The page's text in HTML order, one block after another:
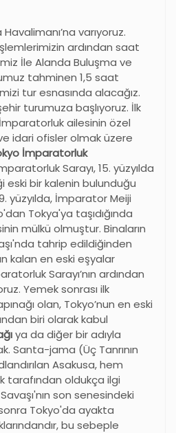
varıyoruz.
ardından saat
İle Alanda Buluşma ve
tahminen 1,5 saat
tur esnasında alacağız.
turumuza başlıyoruz. İlk
ailesinin özel
idari ofisler olmak üzere
İmparatorluk
Sarayı, 15. yüzyılda
bir kalenin bulunduğu
yüzyılda, İmparator Meiji
Tokya'ya taşıdığında
mülkü olmuştur. Binaların
tahrip edildiğinden
kalan en eski eşyalar
Sarayı’nın ardından
Yemek sonrası ilk
olan, Tokyo’nun en eski
biri olarak kabul
ya da diğer bir adıyla
Santa-jama (Üç Tanrının
Asakusa, hem
tarafından oldukça ilgi
son senesindeki
Tokyo'da ayakta
bu sebeple